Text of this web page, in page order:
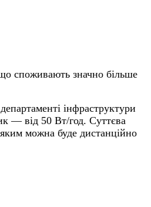
споживають значно більше
інфраструктури
— від 50 Вт/год. Суттєва
можна буде дистанційно